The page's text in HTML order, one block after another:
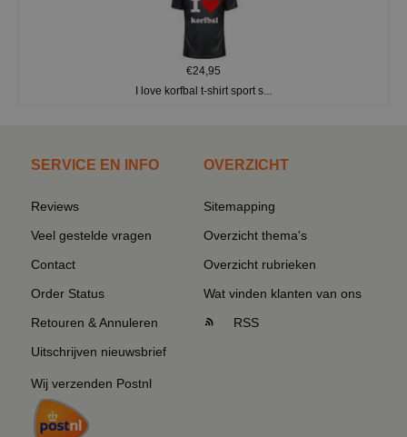
€24,95
I love korfbal t-shirt sport s...
SERVICE EN INFO
Reviews
Veel gestelde vragen
Contact
Order Status
Retouren & Annuleren
Uitschrijven nieuwsbrief
Wij verzenden Postnl
OVERZICHT
Sitemapping
Overzicht thema's
Overzicht rubrieken
Wat vinden klanten van ons
RSS